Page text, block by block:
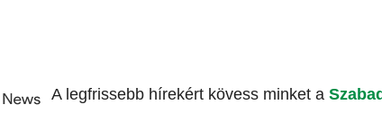
A legfrissebb hírekért kövess minket a